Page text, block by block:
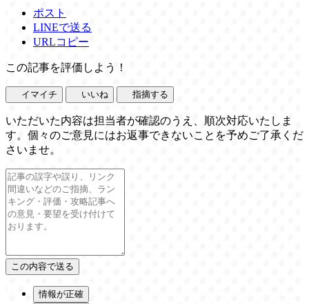
ポスト
LINEで送る
URLコピー
この記事を評価しよう！
イマイチ いいね 指摘する
いただいた内容は担当者が確認のうえ、順次対応いたしま
す。個々のご意見にはお返事できないことを予めご了承くだ
さいませ。
情報が正確